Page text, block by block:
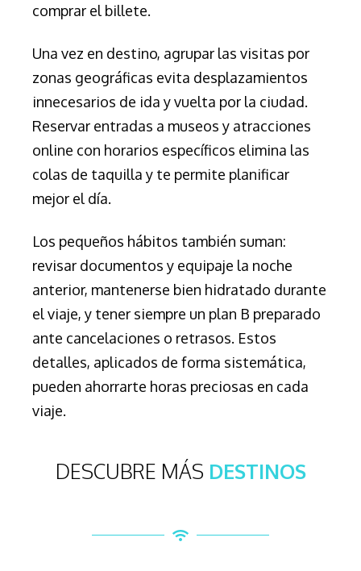
comprar el billete.
Una vez en destino, agrupar las visitas por
zonas geográficas evita desplazamientos
innecesarios de ida y vuelta por la ciudad.
Reservar entradas a museos y atracciones
online con horarios específicos elimina las
colas de taquilla y te permite planificar
mejor el día.
Los pequeños hábitos también suman:
revisar documentos y equipaje la noche
anterior, mantenerse bien hidratado durante
el viaje, y tener siempre un plan B preparado
ante cancelaciones o retrasos. Estos
detalles, aplicados de forma sistemática,
pueden ahorrarte horas preciosas en cada
viaje.
DESCUBRE MÁS DESTINOS